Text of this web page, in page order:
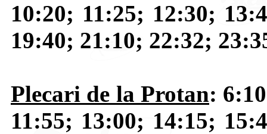
10:20; 11:25; 12:30;
19:40; 21:10; 22:32;
Plecari de la Protan:
11:55; 13:00; 14:15;